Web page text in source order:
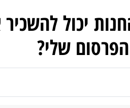
יכול
הפרסום שלי?